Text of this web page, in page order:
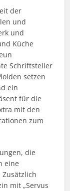
der
und
und
Küche
Schriftsteller
setzen
ein
für die
mit den
zum
die
eine
mit „Servus